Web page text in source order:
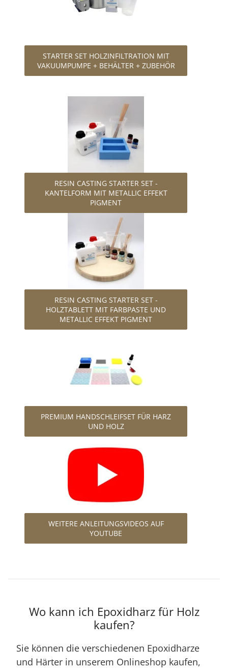
STARTER SET HOLZINFILTRATION MIT
VAKUUMPUMPE + BEHÄLTER + ZUBEHÖR
RESIN CASTING STARTER SET -
KANTELFORM MIT METALLIC EFFEKT
PIGMENT
RESIN CASTING STARTER SET -
HOLZTABLETT MIT FARBPASTE UND
METALLIC EFFEKT PIGMENT
PREMIUM HANDSCHLEIFSET FÜR HARZ
UND HOLZ
WEITERE ANLEITUNGSVIDEOS AUF
YOUTUBE
Wo kann ich Epoxidharz für Holz
kaufen?
Sie können die verschiedenen Epoxidharze
und Härter in unserem Onlineshop kaufen,